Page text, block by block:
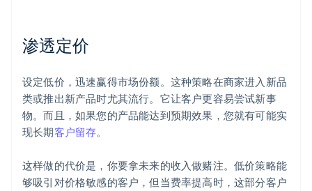
渗透定价
设定低价，迅速赢得市场份额。这种策略在商家进入新品
类或推出新产品时尤其流行。它让客户更容易尝试新事
物。而且，如果您的产品能达到预期效果，您就有可能实
现长期客户留存。
这样做的代价是，你要拿未来的收入做赌注。低价策略能
够吸引对价格敏感的客户，但当费率提高时，这部分客户